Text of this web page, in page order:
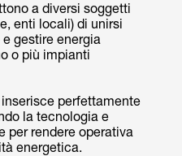
a diversi soggetti
enti locali) di unirsi
gestire energia
o più impianti
perfettamente
la tecnologia e
per rendere operativa
energetica.